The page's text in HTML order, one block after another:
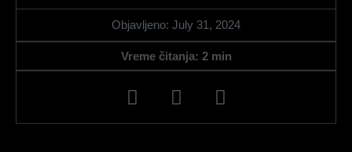
Objavljeno: July 31, 2024
Vreme čitanja: 2 min
F
a
c
L
i
n
I
n
s